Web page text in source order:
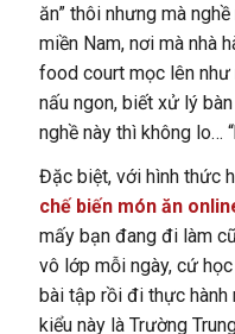
ăn” thôi nhưng mà
miền Nam, nơi mà nhà
food court mọc lên
nấu ngon, biết xử lý
nghề này thì không lo…
Đặc biệt, với hình thức
chế biến món ăn
mấy bạn đang đi làm
vô lớp mỗi ngày, cứ
bài tập rồi đi thực hành
kiểu này là Trường